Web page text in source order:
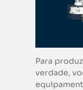
Para
verdade,